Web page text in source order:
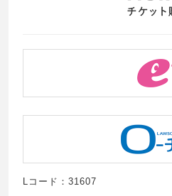
Lコード：31607